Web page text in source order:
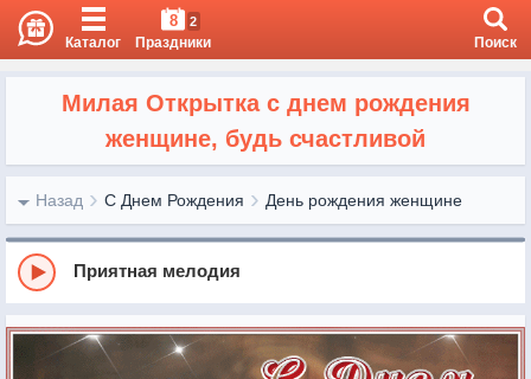
Каталог
8 2
Праздники Поиск
Милая Открытка с днем рождения
женщине, будь счастливой
Назад С Днем Рождения День рождения женщине
Приятная мелодия